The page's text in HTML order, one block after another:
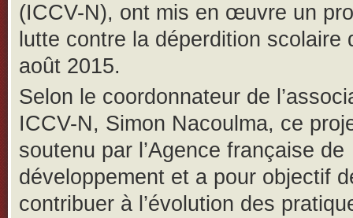
(ICCV-N), ont mis en œuvre un
lutte contre la déperdition scolaire
août 2015.
Selon le coordonnateur de
ICCV-N, Simon Nacoulma, ce
soutenu par l’Agence française de
développement et a pour objectif
contribuer à l’évolution des